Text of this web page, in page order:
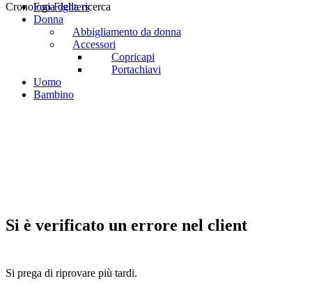
Cronologia della ricerca
Foo Fighters
Donna
Abbigliamento da donna
Accessori
Copricapi
Portachiavi
Uomo
Bambino
Si è verificato un errore nel client
Si prega di riprovare più tardi.